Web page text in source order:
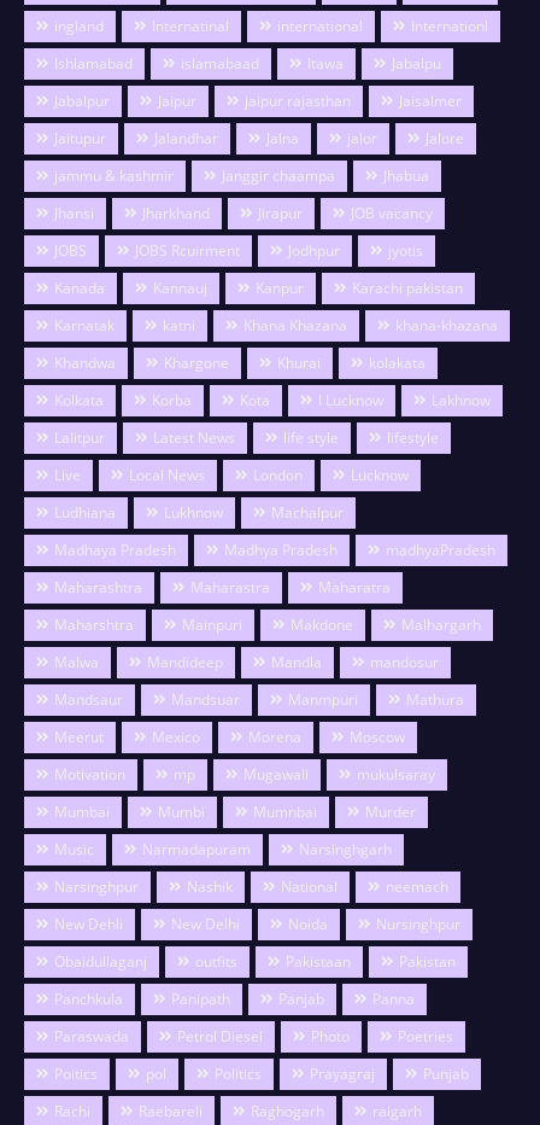
ingland
Internatinal international
Internationl
Ishlamabad
islamabaad Itawa
Jabalpu
Jabalpur
Jaipur jaipur rajasthan
Jaisalmer
Jaitupur
Jalandhar Jalna jalor
Jalore
jammu & kashmir
Janggir chaampa
Jhabua
Jhansi
Jharkhand Jirapur
JOB vacancy
JOBS
JOBS Rcuirment Jodhpur
jyotis
Kanada
Kannauj Kanpur
Karachi pakistan
Karnatak
katni Khana Khazana
khana-khazana
Khandwa
Khargone Khurai
kolakata
Kolkata
Korba Kota l Lucknow
Lakhnow
Lalitpur
Latest News life style
lifestyle
Live
Local News London
Lucknow
Ludhiana
Lukhnow
Machalpur
Madhaya Pradesh
Madhya Pradesh
madhyaPradesh
Maharashtra
Maharastra
Maharatra
Maharshtra
Mainpuri Makdone
Malhargarh
Malwa
Mandideep Mandla
mandosur
Mandsaur
Mandsuar Manmpuri
Mathura
Meerut
Mexico Morena
Moscow
Motivation
mp Mugawali
mukulsaray
Mumbai
Mumbi Mumnbai
Murder
Music
Narmadapuram
Narsinghgarh
Narsinghpur
Nashik National
neemach
New Dehli
New Delhi Noida
Nursinghpur
Obaidullaganj
outfits Pakistaan
Pakistan
Panchkula
Panipath Panjab
Panna
Paraswada
Petrol Diesel Photo
Poetries
Poitics
pol Politics Prayagraj
Punjab
Rachi
Raebareli Raghogarh
raigarh